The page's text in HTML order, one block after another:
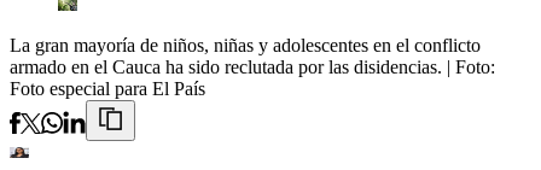
La gran mayoría de niños, niñas y adolescentes en el conflicto
armado en el Cauca ha sido reclutada por las disidencias. | Foto:
Foto especial para El País